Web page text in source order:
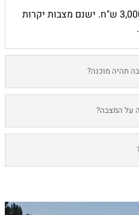
מחיר הקמת מצבה מתחיל מ-3,000 ש"ח. ישנם מצבות יקרות
תהיה מוכנה?
על המצבה?